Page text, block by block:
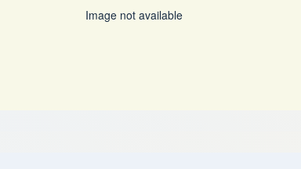
Image not available